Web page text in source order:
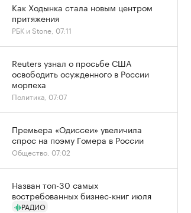
Как Ходынка стала новым центром
притяжения
РБК и Stone, 07:11
Reuters узнал о просьбе США
освободить осужденного в России
морпеха
Политика, 07:07
Премьера «Одиссеи» увеличила
спрос на поэму Гомера в России
Общество, 07:02
Назван топ-30 самых
востребованных бизнес-книг июля
РАДИО